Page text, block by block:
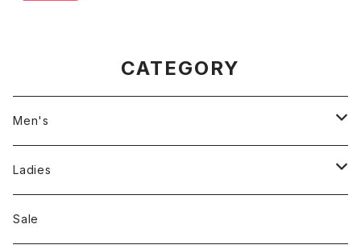
CATEGORY
Men's
Jackson Matisse
ILL180°
Ladies
Unfil
Sale